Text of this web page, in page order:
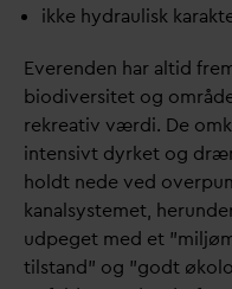
ikke hydraulisk
Everenden har altid
biodiversitet og
rekreativ værdi. De
intensivt dyrket og
holdt nede ved
kanalsystemet,
udpeget med et
tilstand” og ”godt